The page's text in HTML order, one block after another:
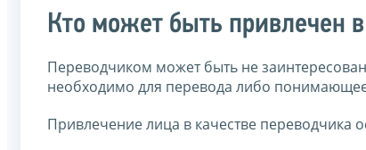
Кто может быть привлечен
Переводчиком может быть не
необходимо для перевода либо
Привлечение лица в качестве переводчика